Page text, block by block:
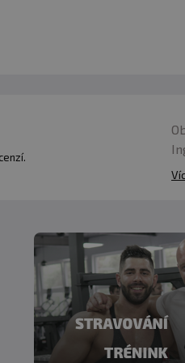
výkon svalů. Látka,
se obecně
u této věkové